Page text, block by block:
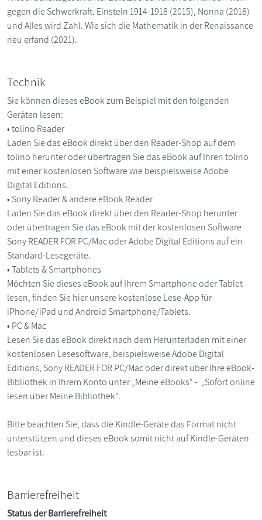
gegen die Schwerkraft. Einstein 1914-1918 (2015), Nonna (2018)
und Alles wird Zahl. Wie sich die Mathematik in der Renaissance
neu erfand (2021).
Technik
Sie können dieses eBook zum Beispiel mit den folgenden
Geräten lesen:
• tolino Reader
Laden Sie das eBook direkt über den Reader-Shop auf dem
tolino herunter oder übertragen Sie das eBook auf Ihren tolino
mit einer kostenlosen Software wie beispielsweise Adobe
Digital Editions.
• Sony Reader & andere eBook Reader
Laden Sie das eBook direkt über den Reader-Shop herunter
oder übertragen Sie das eBook mit der kostenlosen Software
Sony READER FOR PC/Mac oder Adobe Digital Editions auf ein
Standard-Lesegeräte.
• Tablets & Smartphones
Möchten Sie dieses eBook auf Ihrem Smartphone oder Tablet
lesen, finden Sie hier unsere kostenlose Lese-App für
iPhone/iPad und Android Smartphone/Tablets.
• PC & Mac
Lesen Sie das eBook direkt nach dem Herunterladen mit einer
kostenlosen Lesesoftware, beispielsweise Adobe Digital
Editions, Sony READER FOR PC/Mac oder direkt über Ihre eBook-
Bibliothek in Ihrem Konto unter „Meine eBooks“ - „Sofort online
lesen über Meine Bibliothek“.
Bitte beachten Sie, dass die Kindle-Geräte das Format nicht
unterstützen und dieses eBook somit nicht auf Kindle-Geräten
lesbar ist.
Barrierefreiheit
Status der Barrierefreiheit